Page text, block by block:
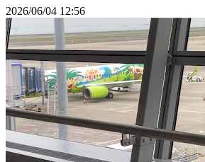
2026/06/04 12:56